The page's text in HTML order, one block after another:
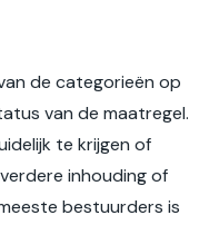
de categorieën op
van de maatregel.
te krijgen of
inhouding of
bestuurders is